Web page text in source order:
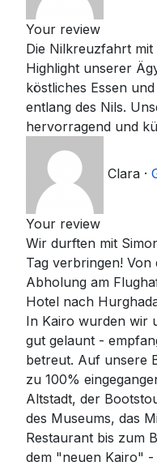
Your review
Die Nilkreuzfahrt
Highlight unserer
köstliches Essen
entlang des Nils.
hervorragend und
Clara ·
Your review
Wir durften mit
Tag verbringen!
Abholung am
Hotel nach
In Kairo wurden wir
gut gelaunt -
betreut. Auf unsere
zu 100%
Altstadt, der
des Museums, das
Restaurant bis zum
dem "neuen Kairo" -